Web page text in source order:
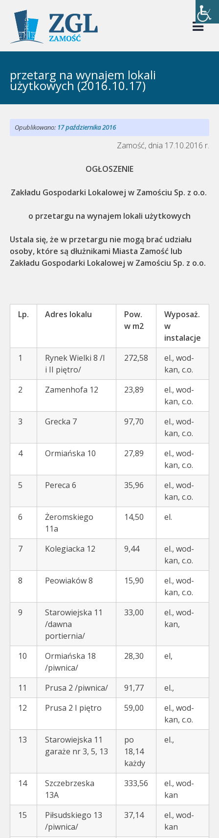
content
przetarg na wynajem lokali
użytkowych (2016.10.17)
Opublikowano: 17 października 2016
Zamość, dnia 17.10.2016 r.
OGŁOSZENIE
Zakładu Gospodarki Lokalowej w Zamościu Sp. z o.o.
o przetargu na wynajem lokali użytkowych
Ustala się, że w przetargu nie mogą brać udziału
osoby, które są dłużnikami Miasta Zamość lub
Zakładu Gospodarki Lokalowej w Zamościu Sp. z o.o.
Lp. Adres lokalu
Pow.
w m2
Wyposaż.
w
instalacje
1
Rynek Wielki 8 /I
i II piętro/
272,58
el., wod-
kan, c.o.
2
Zamenhofa 12 23,89
el., wod-
kan, c.o.
3
Grecka 7 97,70
el., wod-
kan, c.o.
4
Ormiańska 10 27,89
el., wod-
kan, c.o.
5
Pereca 6 35,96
el., wod-
kan, c.o.
6
Żeromskiego
11a
14,50 el.
7 Kolegiacka 12 9,44
el., wod-
kan, c.o.
8
Peowiaków 8 15,90
el., wod-
kan, c.o.
9
Starowiejska 11
/dawna
portiernia/
33,00
el., wod-
kan,
10
Ormiańska 18
/piwnica/
28,30 el,
11 Prusa 2 /piwnica/ 91,77
el.,
12
Prusa 2 I piętro 59,00
el., wod-
kan, c.o.
13
Starowiejska 11
garaże nr 3, 5, 13
po
18,14
każdy
el.,
14
Szczebrzeska
13A
333,56
el., wod-
kan
15
Piłsudskiego 13
/piwnica/
37,14
el., wod-
kan